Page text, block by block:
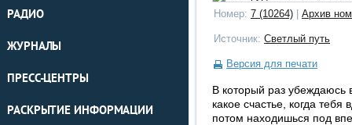
РАДИО
ЖУРНАЛЫ
ПРЕСС-ЦЕНТРЫ
РАСКРЫТИЕ ИНФОРМАЦИИ
Номер: 7 (10264) Архив
Источник: Светлый путь
Версия для печати
В который раз убеждаюсь
какое счастье, когда тебя
потом находишься под